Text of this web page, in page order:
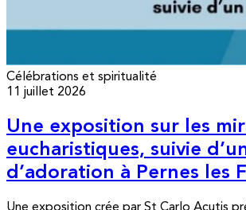
Célébrations et spiritualité
11 juillet 2026
Une exposition sur les
eucharistiques, suivie
d’adoration à Pernes les